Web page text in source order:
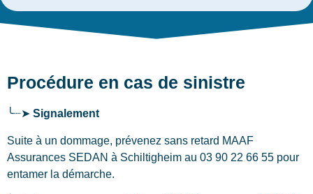
Procédure en cas de sinistre
╰┈➤ Signalement
Suite à un dommage, prévenez sans retard MAAF
Assurances SEDAN à Schiltigheim au 03 90 22 66 55 pour
entamer la démarche.